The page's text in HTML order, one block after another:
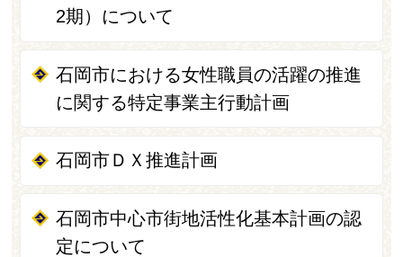
2期）について
石岡市における女性職員の活躍の推進
に関する特定事業主行動計画
石岡市ＤＸ推進計画
石岡市中心市街地活性化基本計画の認
定について